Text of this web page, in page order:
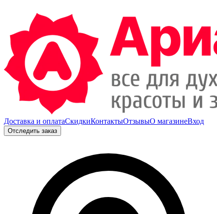
Доставка и оплатаСкидкиКонтактыОтзывыО магазинеВход
Отследить заказ